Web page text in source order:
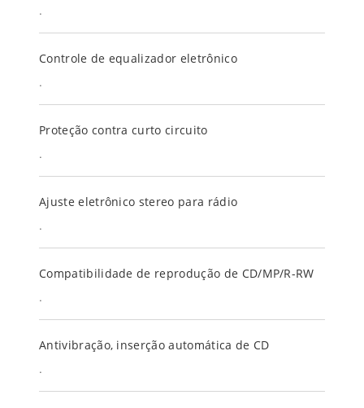
.
Controle de equalizador eletrônico
.
Proteção contra curto circuito
.
Ajuste eletrônico stereo para rádio
.
Compatibilidade de reprodução de CD/MP/R-RW
.
Antivibração, inserção automática de CD
.